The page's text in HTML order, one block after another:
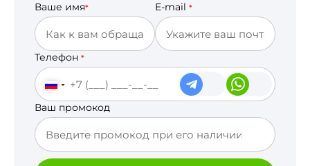
Ваше имя* E-mail *
Телефон *
Ваш промокод